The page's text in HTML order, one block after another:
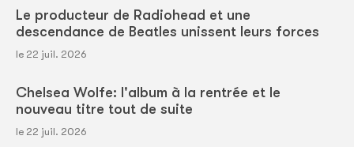
Le producteur de Radiohead et une
descendance de Beatles unissent leurs forces
le 22 juil. 2026
Chelsea Wolfe: l'album à la rentrée et le
nouveau titre tout de suite
le 22 juil. 2026